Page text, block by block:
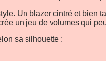
Un blazer cintré et bien
un jeu de volumes qui
sa silhouette :